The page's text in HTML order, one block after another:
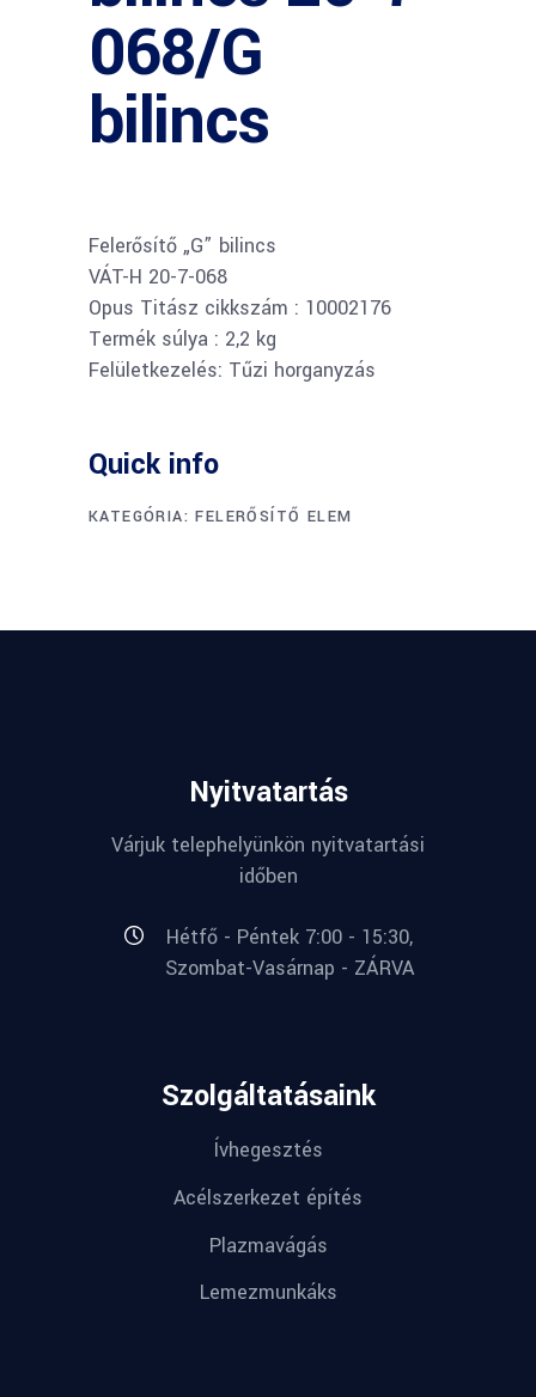
068/G
bilincs
Felerősítő „G” bilincs
VÁT-H 20-7-068
Opus Titász cikkszám : 10002176
Termék súlya : 2,2 kg
Felületkezelés: Tűzi horganyzás
Quick info
KATEGÓRIA:FELERŐSÍTŐ ELEM
Nyitvatartás
Várjuk telephelyünkön nyitvatartási
időben
Hétfő - Péntek 7:00 - 15:30,
Szombat-Vasárnap - ZÁRVA
Szolgáltatásaink
Ívhegesztés
Acélszerkezet építés
Plazmavágás
Lemezmunkáks